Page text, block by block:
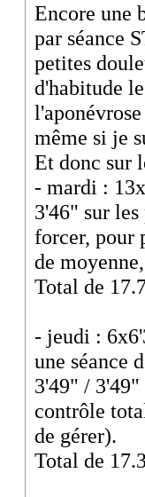
Encore une
par séance
petites
d'habitude
même si je
Et donc sur
- mardi :
3'46" sur les
forcer, pour
de
Total de
- jeudi :
une séance
3'49" /
contrôle
de gérer).
Total de